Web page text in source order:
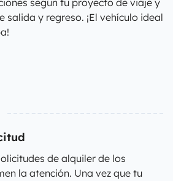
según tu proyecto de viaje y
salida y regreso. ¡El vehículo ideal
de alquiler de los
la atención. Una vez que tu